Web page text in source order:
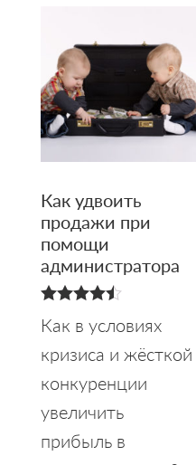
Как удвоить
продажи при
помощи
администратора
из 5
Как в условиях
кризиса и жёсткой
конкуренции
увеличить
прибыль в